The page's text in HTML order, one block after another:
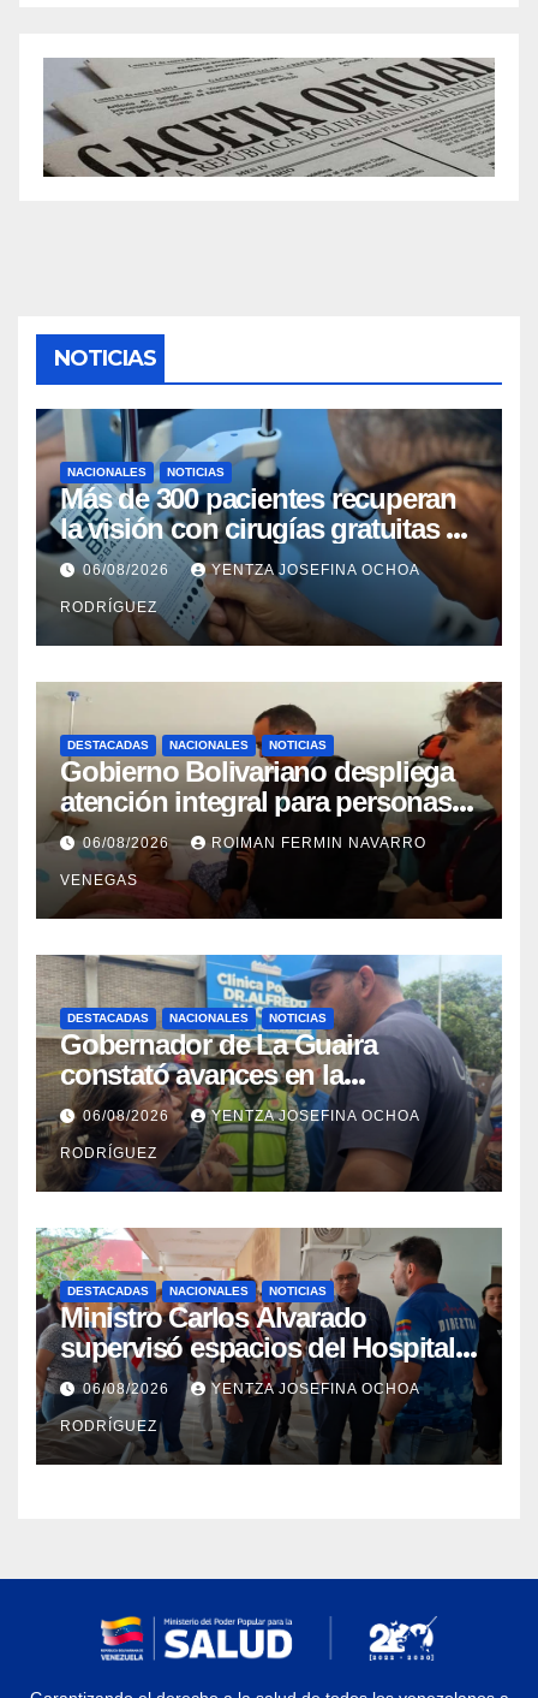
NOTICIAS
NACIONALES NOTICIAS
Más de 300 pacientes recuperan
la visión con cirugías gratuitas de
cataratas en Zulia
06/08/2026 YENTZA JOSEFINA OCHOA
RODRÍGUEZ
DESTACADAS NACIONALES NOTICIAS
Gobierno Bolivariano despliega
atención integral para personas
con discapacidad en
campamentos de La Guaira
06/08/2026 ROIMAN FERMIN NAVARRO
VENEGAS
DESTACADAS NACIONALES NOTICIAS
Gobernador de La Guaira
constató avances en la
rehabilitación del Hospitalito de
Catia la Mar
06/08/2026 YENTZA JOSEFINA OCHOA
RODRÍGUEZ
DESTACADAS NACIONALES NOTICIAS
Ministro Carlos Alvarado
supervisó espacios del Hospital
Dermatológico Dr. Martín Vegas
en La Guaira
06/08/2026 YENTZA JOSEFINA OCHOA
RODRÍGUEZ